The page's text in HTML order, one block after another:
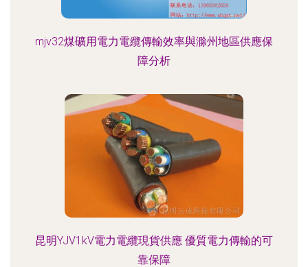
mjv32煤礦用電力電纜傳輸效率與滁州地區供應保
障分析
昆明YJV1kV電力電纜現貨供應 優質電力傳輸的可
靠保障